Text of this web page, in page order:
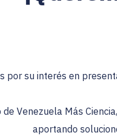
por su interés en
Venezuela Más
aportando